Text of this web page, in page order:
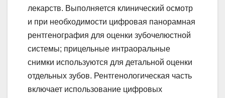
лекарств. Выполняется клинический осмотр
и при необходимости цифровая панорамная
рентгенография для оценки зубочелюстной
системы; прицельные интраоральные
снимки используются для детальной оценки
отдельных зубов. Рентгенологическая часть
включает использование цифровых